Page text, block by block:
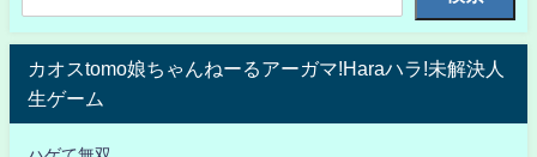
カオスtomo娘ちゃんねーるアーガマ!Haraハラ!未解決人
生ゲーム